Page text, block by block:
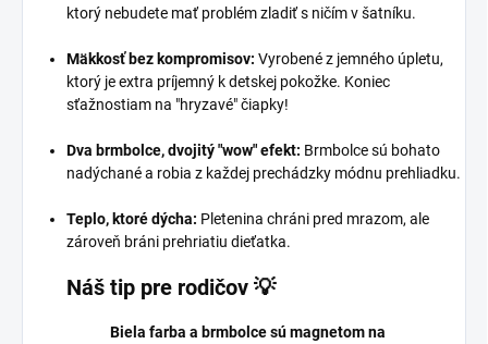
ktorý nebudete mať problém zladiť s ničím v šatníku.
Mäkkosť bez kompromisov: Vyrobené z jemného úpletu,
ktorý je extra príjemný k detskej pokožke. Koniec
sťažnostiam na "hryzavé" čiapky!
Dva brmbolce, dvojitý "wow" efekt: Brmbolce sú bohato
nadýchané a robia z každej prechádzky módnu prehliadku.
Teplo, ktoré dýcha: Pletenina chráni pred mrazom, ale
zároveň bráni prehriatiu dieťatka.
Náš tip pre rodičov 💡
Biela farba a brmbolce sú magnetom na